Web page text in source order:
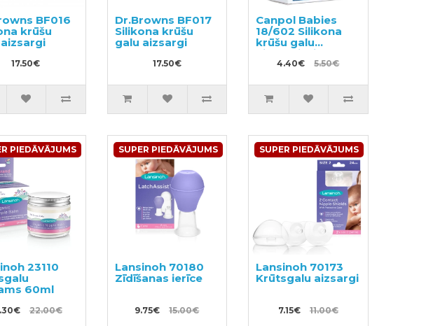
BF016
krūšu
17.50€
Dr.Browns BF017
Silikona krūšu
galu aizsargi
17.50€
Canpol Babies
18/602 Silikona
krūšu galu
aizsargi S izmērs
4.40€ 5.50€
PIEDĀVĀJUMS
23110
60ml
22.00€
SUPER PIEDĀVĀJUMS
Lansinoh 70180
Zīdīšanas ierīce
9.75€ 15.00€
SUPER PIEDĀVĀJUMS
Lansinoh 70173
Krūtsgalu aizsargi
7.15€ 11.00€